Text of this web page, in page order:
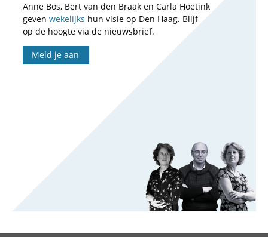
Anne Bos, Bert van den Braak en Carla Hoetink
geven wekelijks hun visie op Den Haag. Blijf
op de hoogte via de nieuwsbrief.
Meld je aan